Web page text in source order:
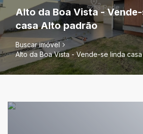
Alto da Boa Vista -
casa Alto padrão
Buscar imóvel
Alto da Boa Vista - Vende-se linda